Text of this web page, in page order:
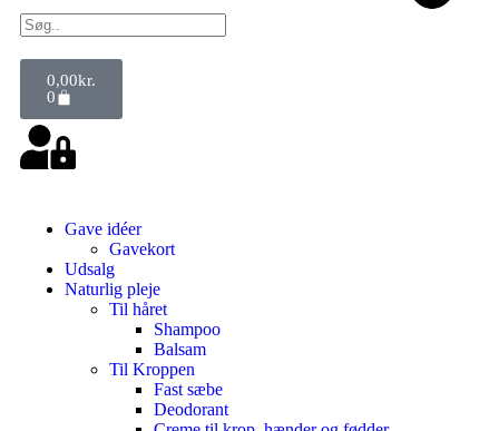
0,00kr.
0
Gave idéer
Gavekort
Udsalg
Naturlig pleje
Til håret
Shampoo
Balsam
Til Kroppen
Fast sæbe
Deodorant